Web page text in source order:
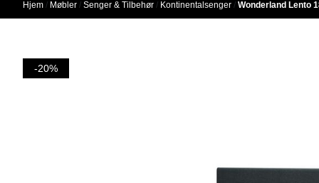
Hjem / Møbler / Senger & Tilbehør / Kontinentalsenger / Wonderland Lento
-20%